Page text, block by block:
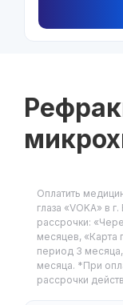
Оплатить
глаза «VOKA» в
рассрочки:
месяцев, «Карта
период 3
месяца. *При
рассрочки